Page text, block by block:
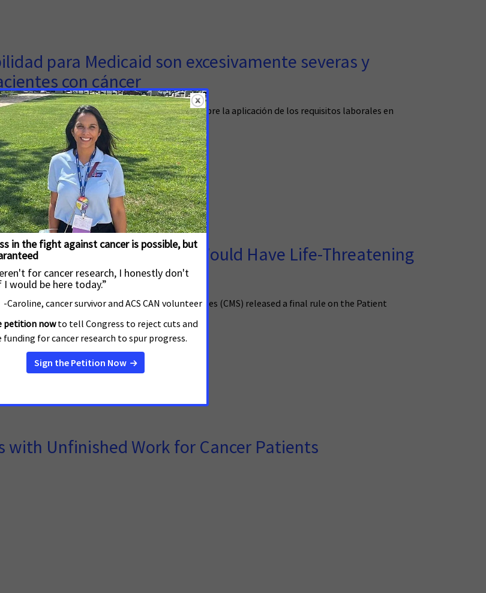
para Medicaid son excesivamente severas y
con cáncer
publicaron hoy una norma definitiva provisional sobre la aplicación de los requisitos laborales en
Health Insurance Plans Would Have Life-Threatening
Survivors
and the Centers for Medicare and Medicaid Services (CMS) released a final rule on the Patient
Parameters (NBPP) for plan year 2027.
with Unfinished Work for Cancer Patients